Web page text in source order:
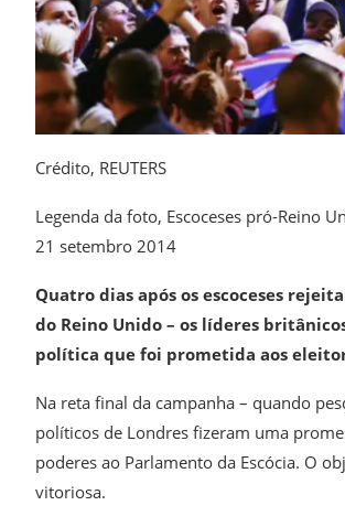
Crédito, REUTERS
Legenda da foto, Escoceses pró-Reino
21 setembro 2014
Quatro dias após os escoceses
do Reino Unido – os líderes
política que foi prometida aos
Na reta final da campanha – quando
políticos de Londres fizeram uma
poderes ao Parlamento da Escócia. O
vitoriosa.